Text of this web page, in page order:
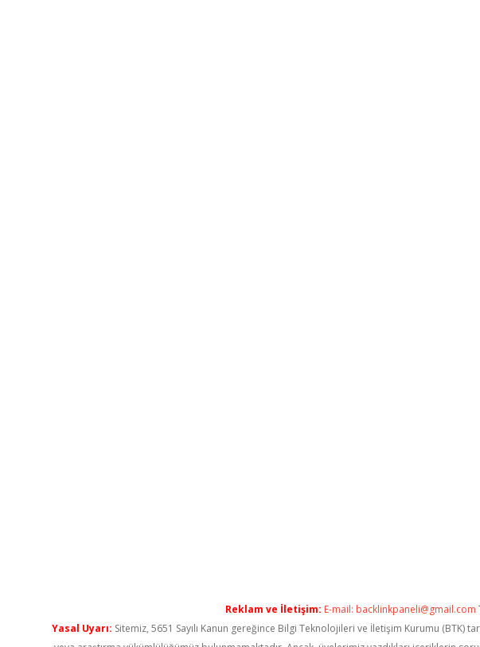
Reklam ve İletişim: E-mail: backlinkpaneli@gmail.com
Yasal Uyarı: Sitemiz, 5651 Sayılı Kanun gereğince Bilgi Teknolojileri ve İletişim Kurumu